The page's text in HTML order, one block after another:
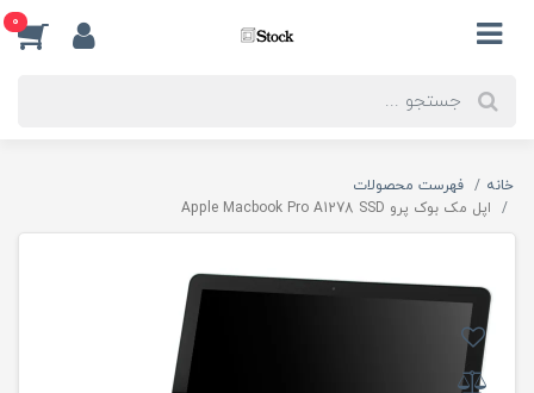
0
خانه
فهرست محصولات
اپل مک بوک پرو Apple Macbook Pro A1278 SSD